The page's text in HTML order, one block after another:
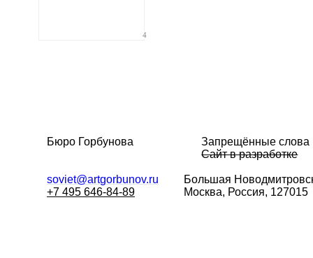
4
Бюро Горбунова
Запрещённые слова
Сайт в разработке
soviet@artgorbunov.ru
+7 495 646-84-89
Большая
Москва, Россия, 127015